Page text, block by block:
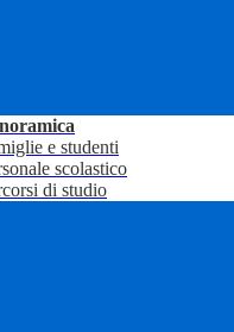
e studenti
scolastico
di studio